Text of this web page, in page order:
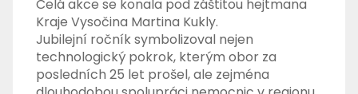
Celá akce se konala pod záštitou hejtmana
Kraje Vysočina Martina Kukly.
Jubilejní ročník symbolizoval nejen
technologický pokrok, kterým obor za
posledních 25 let prošel, ale zejména